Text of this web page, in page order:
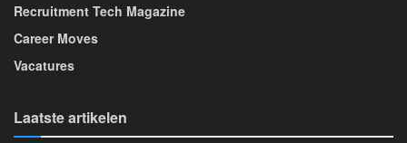
Recruitment Tech Magazine
Career Moves
Vacatures
Laatste artikelen